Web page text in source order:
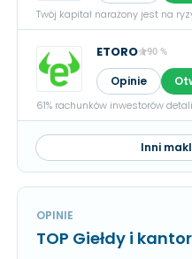
Twój kapitał narażony jest na
ETORO 90 %
Opinie
61% rachunków inwestorów
Inni
OPINIE
TOP Giełdy i